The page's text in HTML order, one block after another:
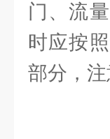
门、流
时应按
部分，
3